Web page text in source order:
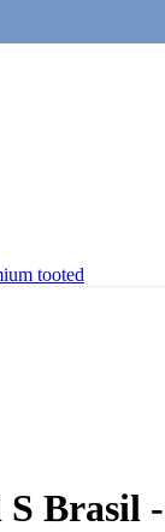
tooted
Brasil